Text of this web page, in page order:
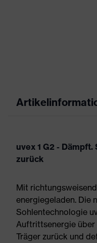
uvex 1 G2 -
zurück
Mit
energiegeladen. Die
Sohlentechnologie
Auftrittsenergie über
Träger zurück und